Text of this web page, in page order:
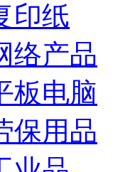
印纸
络产品
板电脑
保用品